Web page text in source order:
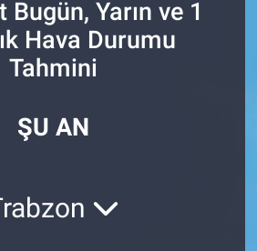
Yarın ve 1
Hava Durumu
Tahmini
ŞU AN